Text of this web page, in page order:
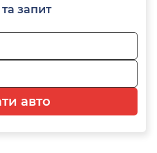
запит
авто